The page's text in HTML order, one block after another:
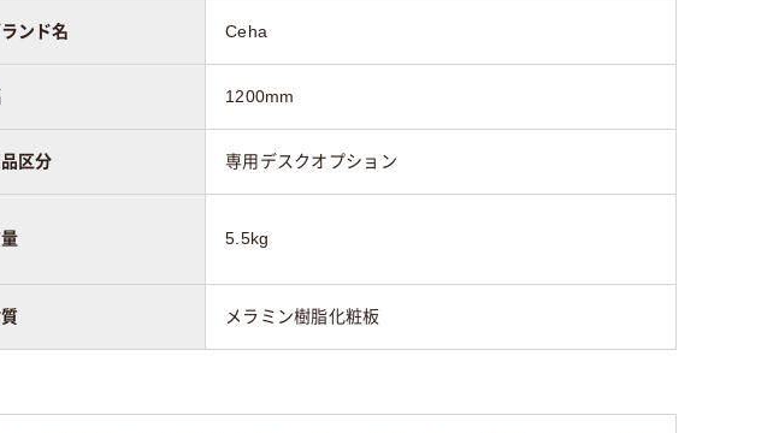
ンド名 Ceha
1200mm
区分 専用デスクオプション
5.5kg
メラミン樹脂化粧板